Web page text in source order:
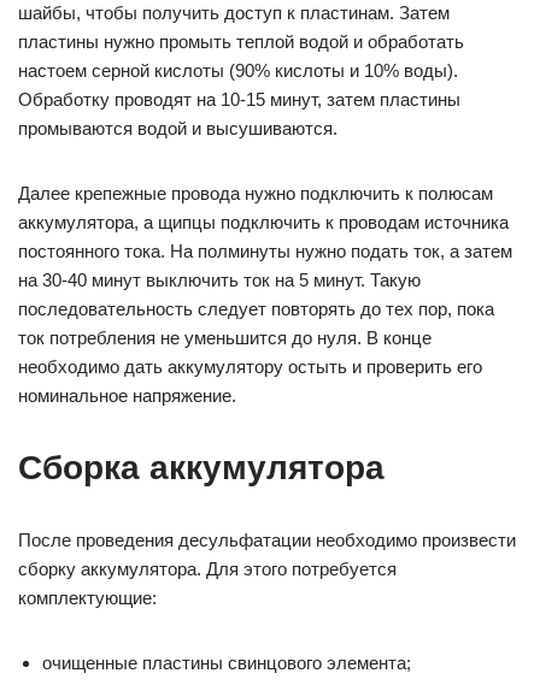
шайбы, чтобы получить доступ к пластинам. Затем
пластины нужно промыть теплой водой и обработать
настоем серной кислоты (90% кислоты и 10% воды).
Обработку проводят на 10-15 минут, затем пластины
промываются водой и высушиваются.
Далее крепежные провода нужно подключить к полюсам
аккумулятора, а щипцы подключить к проводам источника
постоянного тока. На полминуты нужно подать ток, а затем
на 30-40 минут выключить ток на 5 минут. Такую
последовательность следует повторять до тех пор, пока
ток потребления не уменьшится до нуля. В конце
необходимо дать аккумулятору остыть и проверить его
номинальное напряжение.
Сборка аккумулятора
После проведения десульфатации необходимо произвести
сборку аккумулятора. Для этого потребуется
комплектующие:
очищенные пластины свинцового элемента;